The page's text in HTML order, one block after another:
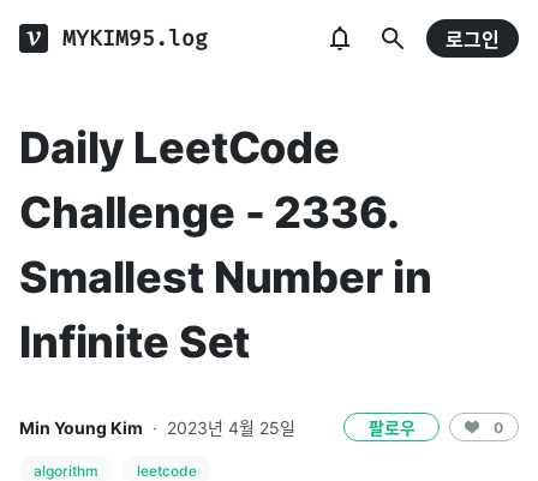
MYKIM95.log 로그인
Daily LeetCode
Challenge - 2336.
Smallest Number in
Infinite Set
Min Young Kim · 2023년 4월 25일 팔로우 0
algorithm leetcode